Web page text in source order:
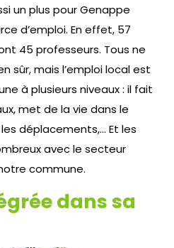
un plus pour Genappe
d’emploi. En effet, 57
45 professeurs. Tous ne
sûr, mais l’emploi local est
à plusieurs niveaux : il fait
met de la vie dans le
déplacements,… Et les
avec le secteur
commune.
dans sa